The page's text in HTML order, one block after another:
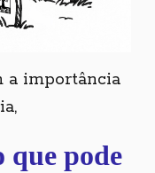
a importância
pode